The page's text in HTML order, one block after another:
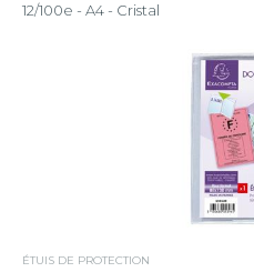
12/100e - A4 - Cristal
ÉTUIS DE PROTECTION